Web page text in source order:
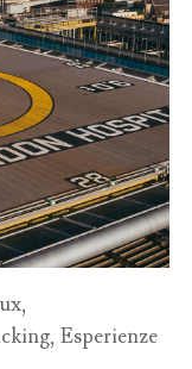
,
, Esperienze